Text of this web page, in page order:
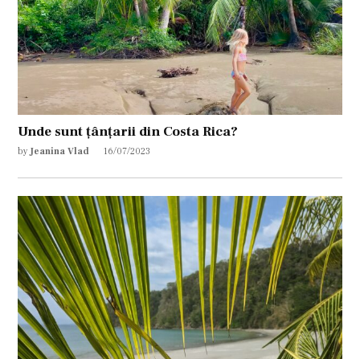
Unde sunt țânțarii din Costa Rica?
by Jeanina Vlad 16/07/2023